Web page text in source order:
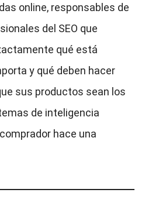
online, responsables de
del SEO que
qué está
y qué deben hacer
sus productos sean los
de inteligencia
hace una